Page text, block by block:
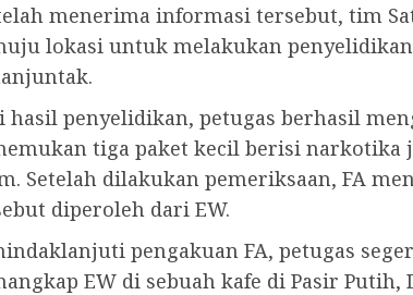
menerima informasi tersebut, tim
lokasi untuk melakukan penyelidikan
hasil penyelidikan, petugas berhasil
tiga paket kecil berisi narkotika
Setelah dilakukan pemeriksaan, FA
diperoleh dari EW.
pengakuan FA, petugas
EW di sebuah kafe di Pasir Putih,